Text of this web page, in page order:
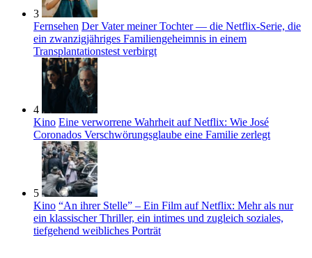
3
Fernsehen Der Vater meiner Tochter — die Netflix-Serie, die
ein zwanzigjähriges Familiengeheimnis in einem
Transplantationstest verbirgt
4
Kino Eine verworrene Wahrheit auf Netflix: Wie José
Coronados Verschwörungsglaube eine Familie zerlegt
5
Kino “An ihrer Stelle” – Ein Film auf Netflix: Mehr als nur
ein klassischer Thriller, ein intimes und zugleich soziales,
tiefgehend weibliches Porträt